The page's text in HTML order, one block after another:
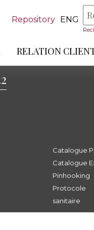
Repository ENG
RELATION
Catalogue
Catalogue
Pinhooking
Protocole
sanitaire